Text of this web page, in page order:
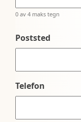
0 av 4 maks tegn
Poststed
Telefon